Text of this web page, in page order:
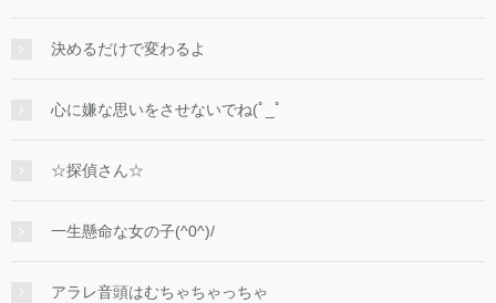
決めるだけで変わるよ
心に嫌な思いをさせないでね(ﾟ_ﾟ
☆探偵さん☆
一生懸命な女の子(^0^)/
アラレ音頭はむちゃちゃっちゃ